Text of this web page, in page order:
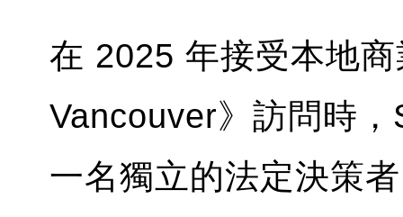
在 2025 年接受本地
Vancouver》訪問時
一名獨立的法定決策